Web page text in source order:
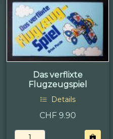
Das verflixte
Flugzeugspiel
Details
CHF 9.90